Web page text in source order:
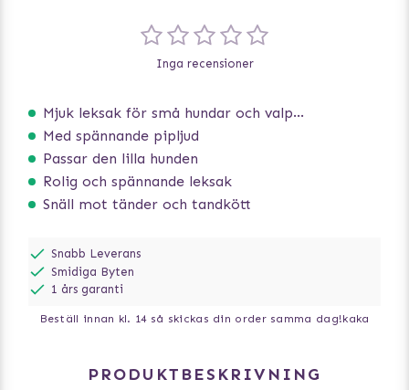
Mjuk leksak för små hundar och valpar.
Med spännande pipljud
Passar den lilla hunden
Rolig och spännande leksak
Snäll mot tänder och tandkött
Inga recensioner
Snabb Leverans
Smidiga Byten
1 års garanti
Beställ innan kl. 14 så skickas din order samma dag!kaka
PRODUKTBESKRIVNING